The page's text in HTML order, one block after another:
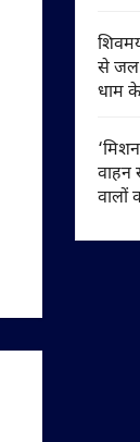
से जल
धाम
वाहन
वालों